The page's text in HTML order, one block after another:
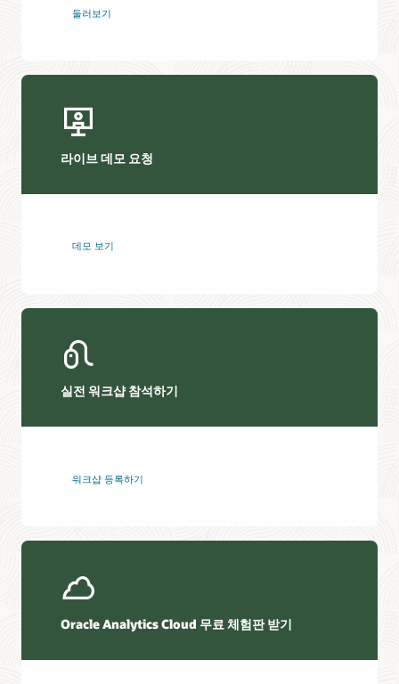
둘러보기
라이브 데모 요청
데모 보기
실전 워크샵 참석하기
워크샵 등록하기
Oracle Analytics Cloud 무료 체험판 받기